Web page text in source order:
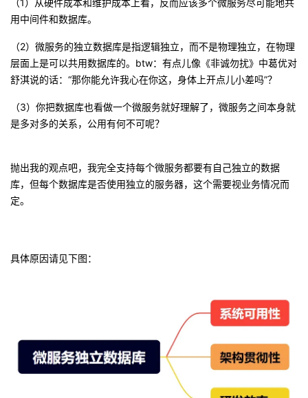
我
的
博
客
我
的
论
我
的
子
我
直
的
我
我
者
学
支
持
（1）从硬件成本和维护成本上看，反而应该多个微服务尽可能地共
用中间件和数据库。
（2）微服务的独立数据库是指逻辑独立，而不是物理独立，在物理
层面上是可以共用数据库的。btw：有点儿像《非诚勿扰》中葛优对
舒淇说的话：“那你能允许我心在你这，身体上开点儿小差吗”？
（3）你把数据库也看做一个微服务就好理解了，微服务之间本身就
是多对多的关系，公用有何不可呢？
抛出我的观点吧，我完全支持每个微服务都要有自己独立的数据
库，但每个数据库是否使用独立的服务器，这个需要视业务情况而
定。
具体原因请见下图：